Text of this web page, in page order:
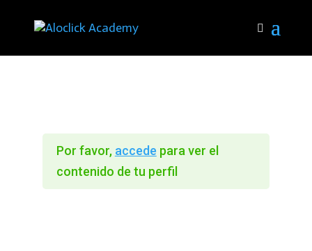
Por favor, accede para ver el
contenido de tu perfil